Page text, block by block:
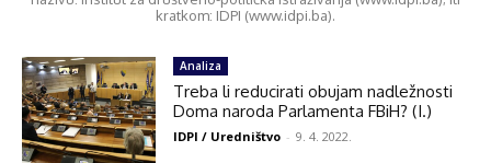
kratkom: IDPI (www.idpi.ba).
Analiza
Treba li reducirati obujam nadležnosti
Doma naroda Parlamenta FBiH? (I.)
IDPI / Uredništvo - 9. 4. 2022.